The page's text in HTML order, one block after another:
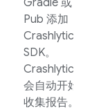
Gradle 或
Pub 添加
Crashlytics
SDK。
Crashlytics
会自动开始
收集报告。